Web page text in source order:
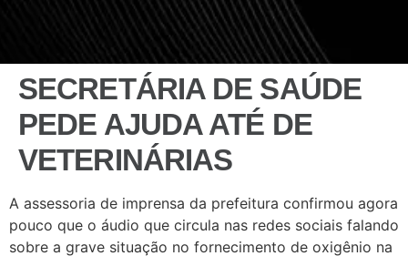
SECRETÁRIA DE SAÚDE
PEDE AJUDA ATÉ DE
VETERINÁRIAS
A assessoria de imprensa da prefeitura confirmou agora
pouco que o áudio que circula nas redes sociais falando
sobre a grave situação no fornecimento de oxigênio na